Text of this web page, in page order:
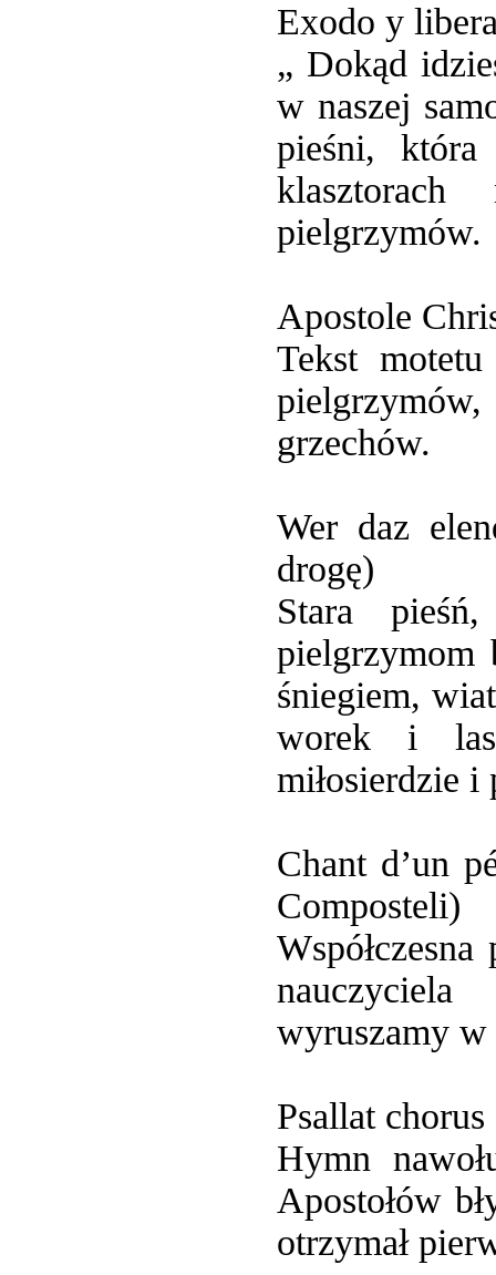
Exodo y
„ Dokąd
w naszej
pieśni,
pielgrzymów.
Apostole
Tekst
grzechów.
Wer daz
drogę)
Stara
pielgrzymom
śniegiem,
worek i
miłosierdzie i
Chant d’un
Composteli)
wyruszamy
Psallat
Hymn
Apostołów
otrzymał